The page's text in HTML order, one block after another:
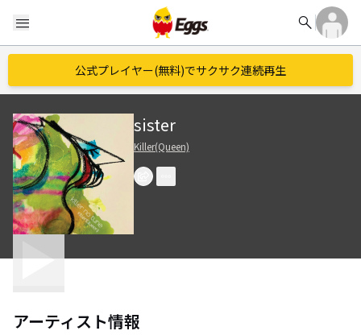
menu search
公式プレイヤー(無料)でサクサク連続再生
sister
Killer(Queen)
アーティスト情報